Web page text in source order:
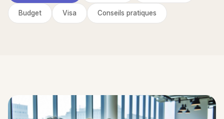
Budget Visa Conseils pratiques